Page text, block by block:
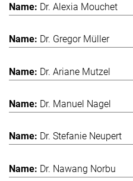
Dr. Alexia Mouchet
Dr. Gregor Müller
Dr. Ariane Mutzel
Dr. Manuel Nagel
Dr. Stefanie Neupert
Dr. Nawang Norbu